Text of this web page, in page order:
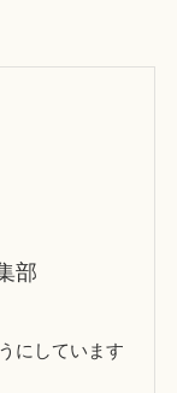
部
にしています